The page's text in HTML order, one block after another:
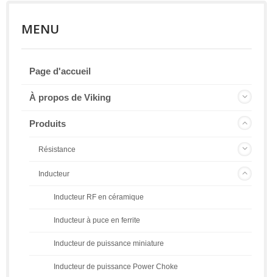
MENU
Page d'accueil
À propos de Viking
Produits
Résistance
Inducteur
Inducteur RF en céramique
Inducteur à puce en ferrite
Inducteur de puissance miniature
Inducteur de puissance Power Choke